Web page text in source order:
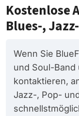
Kostenlose
Blues-,
Wenn Sie
und Soul-Band
kontaktieren,
Jazz-, Pop-